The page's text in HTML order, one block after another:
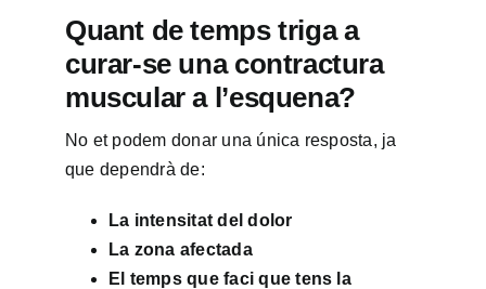
Quant de temps triga a
curar-se una contractura
muscular a l’esquena?
No et podem donar una única resposta, ja
que dependrà de:
La intensitat del dolor
La zona afectada
El temps que faci que tens la